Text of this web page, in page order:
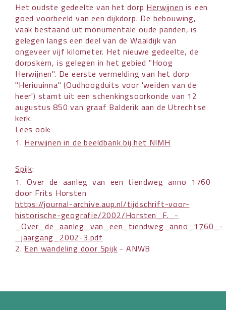
Het oudste gedeelte van het dorp Herwijnen is een
goed voorbeeld van een dijkdorp. De bebouwing,
vaak bestaand uit monumentale oude panden, is
gelegen langs een deel van de Waaldijk van
ongeveer vijf kilometer. Het nieuwe gedeelte, de
dorpskern, is gelegen in het gebied "Hoog
Herwijnen". De eerste vermelding van het dorp
"Heriuuinna" (Oudhoogduits voor 'weiden van de
heer') stamt uit een schenkingsoorkonde van 12
augustus 850 van graaf Balderik aan de Utrechtse
kerk.
Lees ook:
1. Herwijnen in de beeldbank bij het NIMH
Spijk:
1. Over de aanleg van een tiendweg anno 1760
door Frits Horsten
https://journal-archive.aup.nl/tijdschrift-voor-
historische-geografie/2002/Horsten_F._-
_Over_de_aanleg_van_een_tiendweg_anno_1760_-
_jaargang_2002-3.pdf
2. Een wandeling door Spijk - ANWB